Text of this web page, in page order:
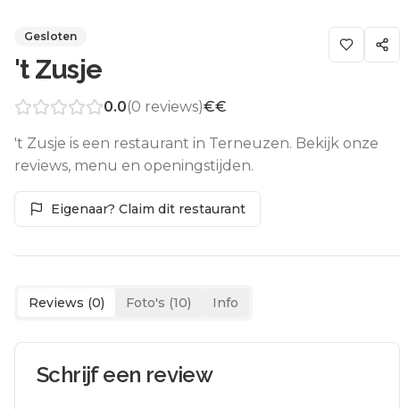
Gesloten
't Zusje
0.0(0 reviews)€€
't Zusje is een restaurant in Terneuzen. Bekijk onze
reviews, menu en openingstijden.
Eigenaar? Claim dit restaurant
Reviews (0) Foto's (10) Info
Schrijf een review